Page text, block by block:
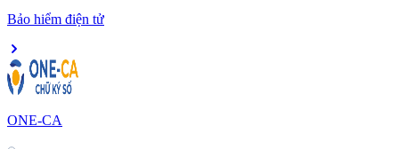
Bảo hiểm điện tử
ONE-CA